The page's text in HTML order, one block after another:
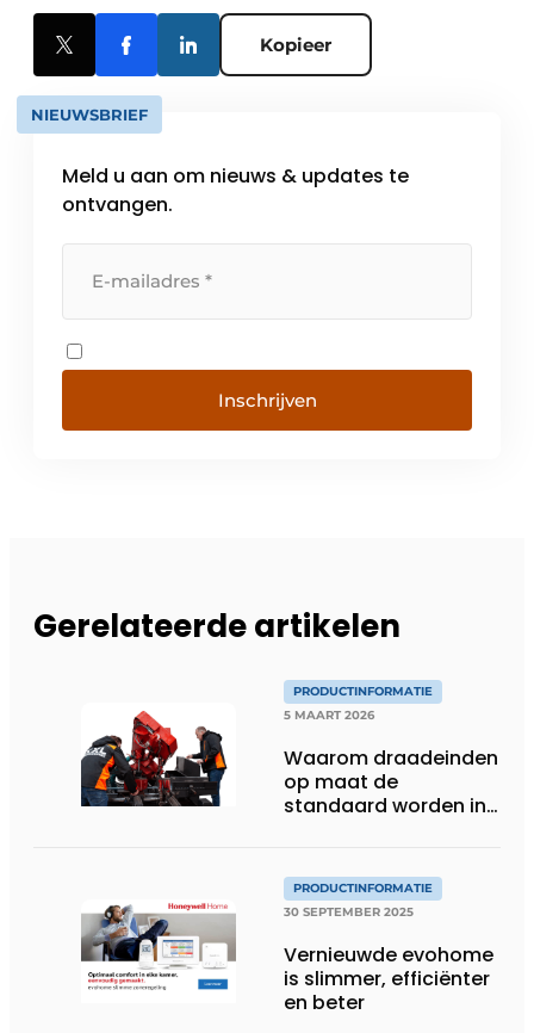
Kopieer
NIEUWSBRIEF
Meld u aan om nieuws & updates te
ontvangen.
Inschrijven
Gerelateerde artikelen
PRODUCTINFORMATIE
5 MAART 2026
Waarom draadeinden
op maat de
standaard worden in
PRODUCTINFORMATIE
30 SEPTEMBER 2025
Vernieuwde evohome
is slimmer, efficiënter
en beter